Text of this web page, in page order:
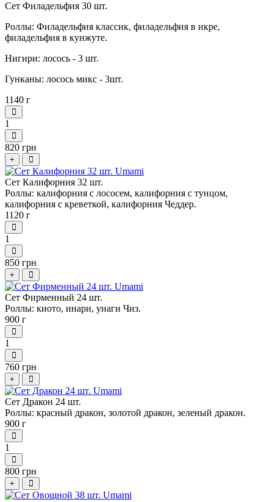
Сет Филадельфия 30 шт.
Роллы: Филадельфия классик, филадельфия в икре,
филадельфия в кунжуте.
Нигири: лосось - 3 шт.
Гунканы: лосось микс - 3шт.
1140 г
1
820 грн
+
Сет Калифорния 32 шт.
Роллы: калифорния с лососем, калифорния с тунцом,
калифорния с креветкой, калифорния Чеддер.
1120 г
1
850 грн
+
Сет Фирменный 24 шт.
Роллы: киото, инари, унаги Чиз.
900 г
1
760 грн
+
Сет Дракон 24 шт.
Роллы: красный дракон, золотой дракон, зеленый дракон.
900 г
1
800 грн
+